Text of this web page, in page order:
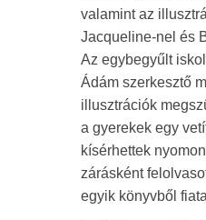
valamint az
Jacqueline-nel és
Az egybegyűlt
Ádám szerkesztő
illusztrációk
a gyerekek egy
kísérhettek
zárásként
egyik könyvből